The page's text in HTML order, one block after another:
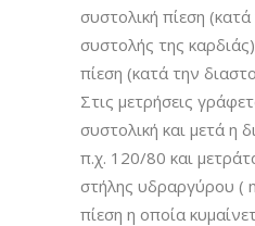
συστολική πίεση (κατά
συστολής της
πίεση (κατά την
Στις μετρήσεις
συστολική και μετά η
π.χ. 120/80 και
στήλης υδραργύρου (
πίεση η οποία